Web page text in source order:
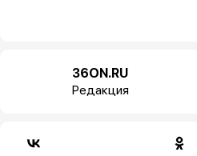
36ON.RU
Редакция